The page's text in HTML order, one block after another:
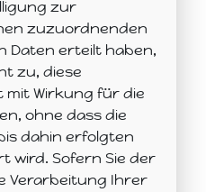
zur
zuzuordnenden
Daten erteilt haben,
zu, diese
mit Wirkung für die
ohne dass die
dahin erfolgten
wird. Sofern Sie der
Verarbeitung Ihrer